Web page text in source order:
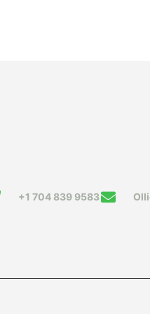
+1 704 839 9583